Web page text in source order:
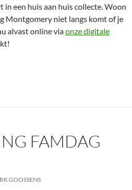
in een huis aan huis collecte. Woon
Montgomery niet langs komt of je
alvast online viaonze digitale
FAMDAG
GOOSSENS